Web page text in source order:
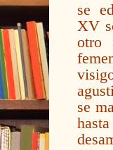
se
XV
otro
se